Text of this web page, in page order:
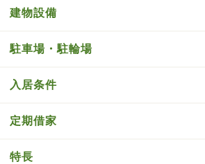
建物設備
駐車場・駐輪場
入居条件
定期借家
特長